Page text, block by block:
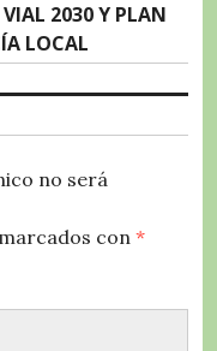
VIAL 2030 Y PLAN
LOCAL
no será
con *